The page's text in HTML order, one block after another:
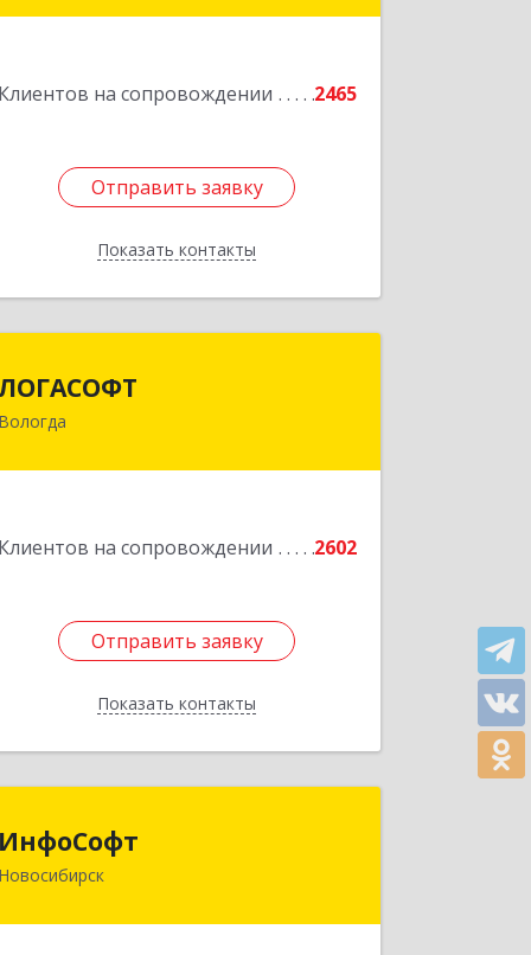
Клиентов на сопровождении 2465
Отправить заявку
Показать контакты
Отправить заявку
Назад
Вологда
Клиентов на сопровождении 2602
Отправить заявку
Показать контакты
160002, Вологодская обл, Вологда г,
Отправить заявку
Назад
ИнфоСофт
Новосибирск630091, Новосибирская обл,